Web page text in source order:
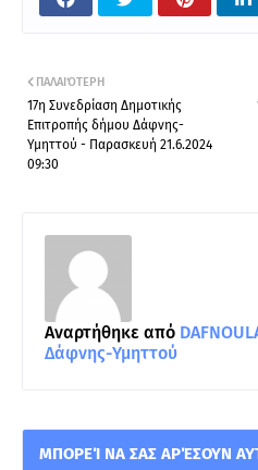
ΠΑΛΑΙΌΤΕΡΗ
17η Συνεδρίαση Δημοτικής
Επιτροπής δήμου Δάφνης-
Υμηττού - Παρασκευή 21.6.2024
09:30
Αναρτήθηκε από
Δάφνης-Υμηττού
ΜΠΟΡΕΊ ΝΑ ΣΑΣ ΑΡΈΣΟΥΝ